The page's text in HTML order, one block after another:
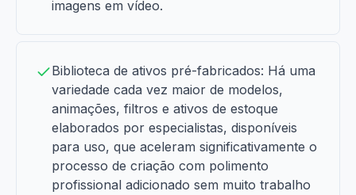
imagens em vídeo.
Biblioteca de ativos pré-fabricados: Há uma
variedade cada vez maior de modelos,
animações, filtros e ativos de estoque
elaborados por especialistas, disponíveis
para uso, que aceleram significativamente o
processo de criação com polimento
profissional adicionado sem muito trabalho